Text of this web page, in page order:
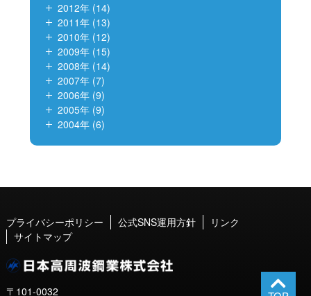
2012年 (14)
2011年 (13)
2010年 (12)
2009年 (15)
2008年 (14)
2007年 (7)
2006年 (9)
2005年 (9)
2004年 (6)
プライバシーポリシー 公式SNS運用方針
リンク
サイトマップ
〒101-0032